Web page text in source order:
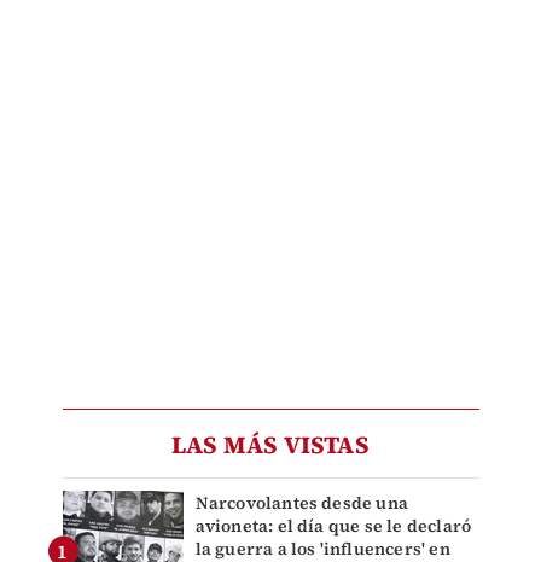
LAS MÁS VISTAS
Narcovolantes desde una
avioneta: el día que se le declaró
la guerra a los 'influencers' en